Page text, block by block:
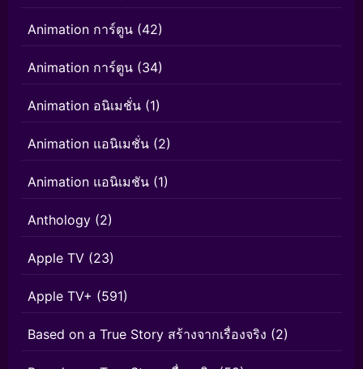
Animation การ์ตูน (42)
Animation การ์ตูน (34)
Animation อนิเมชั่น (1)
Animation แอนิเมชั่น (2)
Animation แอนิเมชัน (1)
Anthology (2)
Apple TV (23)
Apple TV+ (591)
Based on a True Story สร้างจากเรื่องจริง (2)